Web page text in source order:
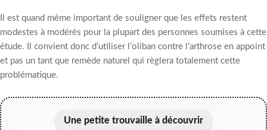
Il est quand même important de souligner que les effets restent
modestes à modérés pour la plupart des personnes soumises à cette
étude. Il convient donc d’utiliser l’oliban contre l’arthrose en appoint
et pas un tant que remède naturel qui règlera totalement cette
problématique.
Une petite trouvaille à découvrir